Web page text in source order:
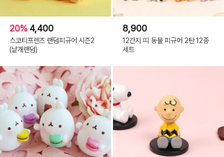
20% 4,400
스코티프렌즈 랜덤피규어 시즌2
(낱개랜덤)
8,900
12간지 띠 동물 피규어 2탄 12종
세트